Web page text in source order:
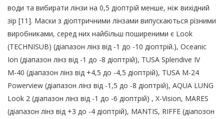
води та вибирати лінзи на 0,5 діоптрій менше, ніж вихідний
зір [11]. Маски з діоптричними лінзами випускаються різними
виробниками, серед них найбільш поширеними є Look
(TECHNISUB) (діапазон лінз від -1 до -10 діоптрій.), Oceanic
Ion (діапазон лінз від -1 до -8 діоптрій), TUSA Splendive IV
М-40 (діапазон лінз від +4,5 до -4,5 діоптрій), TUSA M-24
Powerview (діапазон лінз від -1,5 до -8 діоптрій), AQUA LUNG
Look 2 (діапазон лінз від -1 до -6 діоптрій) , X-Vision, MARES
(діапазон лінз від +3 до -4 діоптрій), MANTIS, RIFFE (діапозон